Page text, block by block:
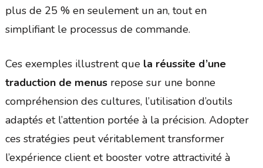
plus de 25 % en seulement un an, tout en
simplifiant le processus de commande.
Ces exemples illustrent que la réussite d’une
traduction de menusrepose sur une bonne
compréhension des cultures, l’utilisation d’outils
adaptés et l’attention portée à la précision. Adopter
ces stratégies peut véritablement transformer
l’expérience client et booster votre attractivité à